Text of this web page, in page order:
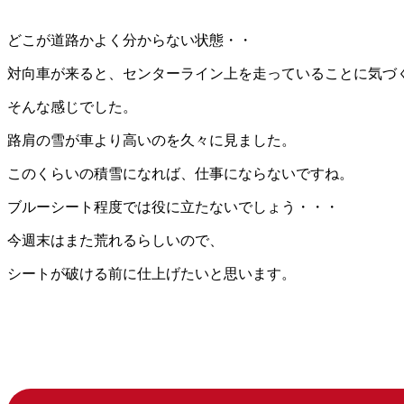
どこが道路かよく分からない状態・・
対向車が来ると、センターライン上を走っていることに気づ
そんな感じでした。
路肩の雪が車より高いのを久々に見ました。
このくらいの積雪になれば、仕事にならないですね。
ブルーシート程度では役に立たないでしょう・・・
今週末はまた荒れるらしいので、
シートが破ける前に仕上げたいと思います。